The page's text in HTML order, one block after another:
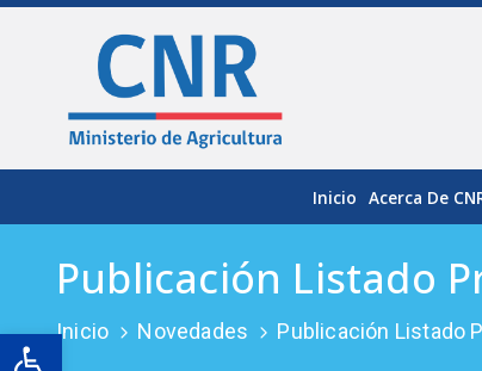
Open toolbar
Inicio Acerca De
Publicación Listado
Inicio Novedades Publicación Listado